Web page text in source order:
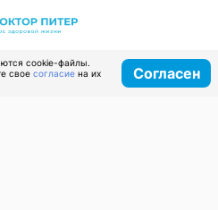
cookie-файлы.
свое согласие на их
Согласен